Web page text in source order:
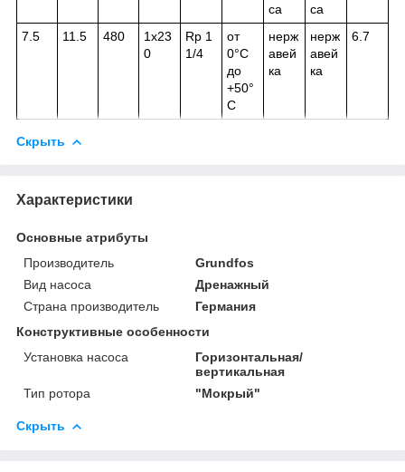
са
са
7.5 11.5 480
1х23
0
Rp 1
1/4
от
0°С
до
+50°
С
нерж
авей
ка
нерж
авей
ка
6.7
Скрыть
Характеристики
Основные атрибуты
Производитель
Grundfos
Вид насоса
Дренажный
Страна производитель
Германия
Конструктивные особенности
Установка насоса
Горизонтальная/
вертикальная
Тип ротора
"Мокрый"
Скрыть